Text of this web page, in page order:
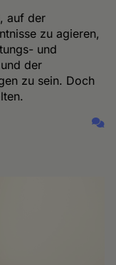
auf der
zu agieren,
und
der
zu sein. Doch